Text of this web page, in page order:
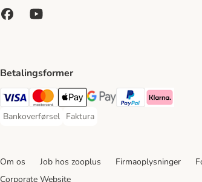
Betalingsformer
VISA Payment Method
Mastercard Payment Method
Apply pay Payment Method
Google Pay Payment Method
paypal Payment
Klarna
Bankoverførsel
Bankoverførsel Payment Method
Faktura
Faktura Payment Method
Om os Job hos zooplus Firmaoplysninger
Corporate Website